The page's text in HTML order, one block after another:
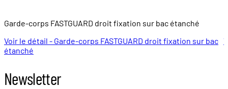
Garde-corps FASTGUARD droit fixation sur bac étanché
Voir le détail - Garde-corps FASTGUARD droit fixation sur bac
étanché
Newsletter